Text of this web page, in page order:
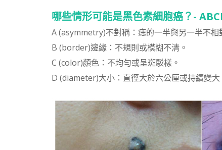
哪些情形可能是黑色素細胞癌？-
A (asymmetry)不對稱：痣的一半與另一半不相
B (border)邊緣：不規則或模糊不清。
C (color)顏色：不均勻或呈斑駁樣。
D (diameter)大小：直徑大於六公厘或持續變大